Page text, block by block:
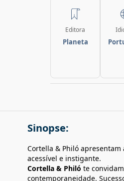
Editora
Planeta
Sinopse:
Cortella & Philó
acessível e instigante.
Cortella & Philó te
contemporaneidade.